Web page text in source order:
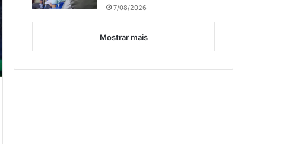
7/08/2026
Mostrar mais